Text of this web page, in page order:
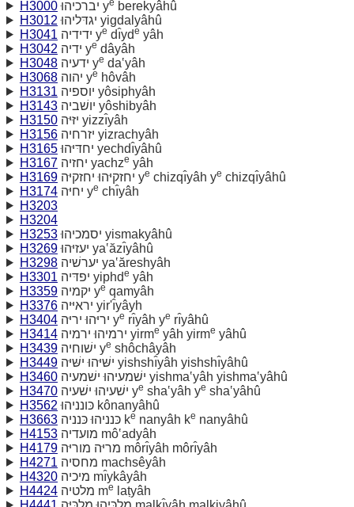
H3000
יברכיהוּ ye berekyâhû
H3012
יגדּליהוּ yigdalyâhû
H3041
ידידיה ye dı̂yde yâh
H3042
ידיה ye dâyâh
H3048
ידעיה ye da‛yâh
H3068
יהוה ye hôvâh
H3131
יוספיה yôsiphyâh
H3143
יושׁביה yôshibyâh
H3150
יזּיּה yizzı̂yâh
H3156
יזרחיה yizrachyâh
H3165
יחדּיּהוּ yechdı̂yâhû
H3167
יחזיה yachze yâh
H3169
יחזקיּהוּ יחזקיּה ye chizqı̂yâh ye chizqı̂yâhû
H3174
יחיּה ye chı̂yâh
H3203
H3204
H3253
יסמכיהוּ yismakyâhû
H3269
יעזיּהוּ ya‛ăzı̂yâhû
H3298
יערשׁיה ya‛ăreshyâh
H3301
יפדּיה yiphde yâh
H3359
יקמיה ye qamyâh
H3376
יראיּיה yir'ı̂yâyh
H3404
יריּהוּ יריּה ye rı̂yâh ye rı̂yâhû
H3414
ירמיהוּ ירמיה yirme yâh yirme yâhû
H3439
ישׁוחיה ye shôchâyâh
H3449
ישּׁיּהוּ ישּׁיּה yishshı̂yâh yishshı̂yâhû
H3460
ישׁמעיהוּ ישׁמעיה yishma‛yâh yishma‛yâhû
H3470
ישׁעיהוּ ישׁעיה ye sha‛yâh ye sha‛yâhû
H3562
כּונניהוּ kônanyâhû
H3663
כּנניהוּ כּנניה ke nanyâh ke nanyâhû
H4153
מועדיה mô‛adyâh
H4179
מריּה מוריּה môrı̂yâh môrı̂yâh
H4271
מחסיה machsêyâh
H4320
מיכיה mı̂ykâyâh
H4424
מלטיה me
laṭyâh